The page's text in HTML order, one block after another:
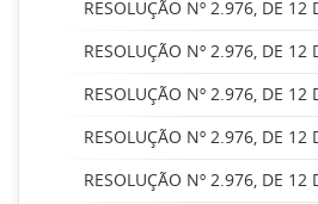
RESOLUÇÃO Nº 2.976, DE 12
RESOLUÇÃO Nº 2.976, DE 12
RESOLUÇÃO Nº 2.976, DE 12
RESOLUÇÃO Nº 2.976, DE 12
RESOLUÇÃO Nº 2.976, DE 12